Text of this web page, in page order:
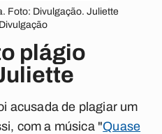
Foto: Divulgação. Juliette
plágio
acusada de plagiar um
com a música "Quase